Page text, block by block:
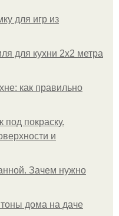
для игр из
для кухни 2х2 метра
как правильно
покраску.
и
Зачем нужно
дома на даче